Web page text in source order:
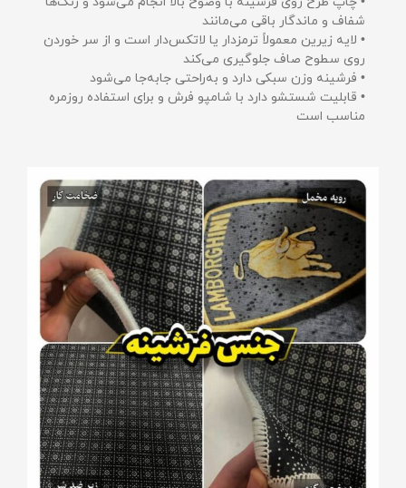
شفاف و ماندگار باقی می‌مانند
• لایه زیرین معمولاً ترمزدار یا لاتکس‌دار است و از سر خوردن
روی سطوح صاف جلوگیری می‌کند
• فرشینه وزن سبکی دارد و به‌راحتی جابه‌جا می‌شود
• قابلیت شستشو دارد با شامپو فرش و برای استفاده روزمره
مناسب است